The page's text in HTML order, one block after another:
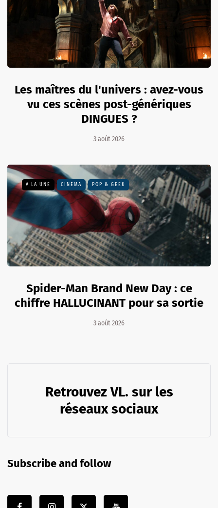
Les maîtres du l'univers : avez-vous
vu ces scènes post-génériques
DINGUES ?
3 août 2026
A LA UNE CINÉMA POP & GEEK
Spider-Man Brand New Day : ce
chiffre HALLUCINANT pour sa sortie
3 août 2026
Retrouvez VL. sur les
réseaux sociaux
Subscribe and follow